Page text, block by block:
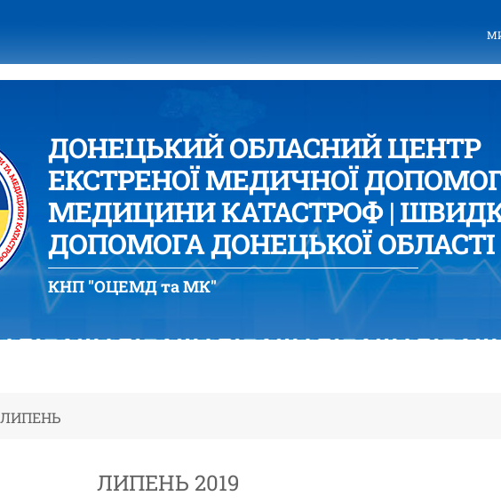
ДОНЕЦЬКИЙ ОБЛАСНИЙ ЦЕНТР
ЕКСТРЕНОЇ МЕДИЧНОЇ
МЕДИЦИНИ КАТАСТРОФ |
ДОПОМОГА ДОНЕЦЬКОЇ ОБЛАСТІ
КНП "ОЦЕМД та МК"
ЛИПЕНЬ
ЛИПЕНЬ 2019